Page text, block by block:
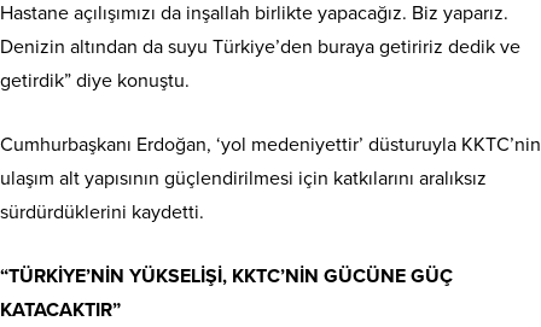
Hastane açılışımızı da inşallah birlikte yapacağız. Biz yaparız.
Denizin altından da suyu Türkiye’den buraya getiririz dedik ve
getirdik” diye konuştu.
Cumhurbaşkanı Erdoğan, ‘yol medeniyettir’ düsturuyla KKTC’nin
ulaşım alt yapısının güçlendirilmesi için katkılarını aralıksız
sürdürdüklerini kaydetti.
“TÜRKİYE’NİN YÜKSELİŞİ, KKTC’NİN GÜCÜNE GÜÇ
KATACAKTIR”